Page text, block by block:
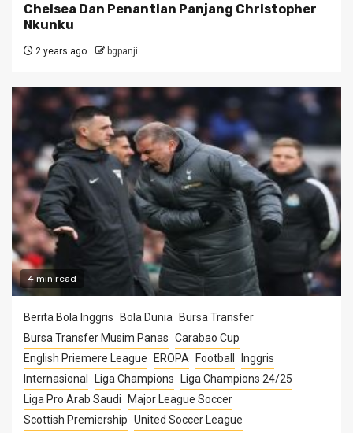
Chelsea Dan Penantian Panjang Christopher
Nkunku
2 years ago bgpanji
4 min read
Berita Bola Inggris Bola Dunia
Bursa Transfer
Bursa Transfer Musim Panas Carabao Cup
English Priemere League
EROPA Football
Inggris
Internasional
Liga Champions
Liga Champions 24/25
Liga Pro Arab Saudi
Major League Soccer
Scottish Premiership United Soccer League